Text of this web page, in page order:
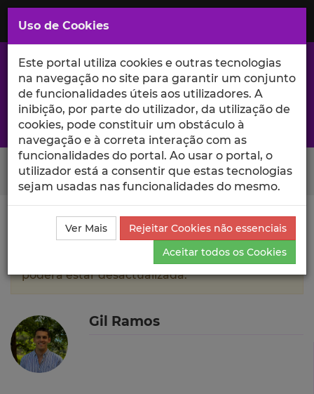
Saltar
para
Conteúdo
Principal
A excelência da investigação e ciência no Iscte
Search Button
Ciência_Iscte Autores Gil Ramos Currículo
A informação contida neste perfil público
poderá estar desactualizada.
Gil Ramos
Uso de Cookies
Este portal utiliza cookies e outras tecnologias
na navegação no site para garantir um conjunto
de funcionalidades úteis aos utilizadores. A
inibição, por parte do utilizador, da utilização de
cookies, pode constituir um obstáculo à
navegação e à correta interação com as
funcionalidades do portal. Ao usar o portal, o
utilizador está a consentir que estas tecnologias
sejam usadas nas funcionalidades do mesmo.
Ver Mais
Rejeitar Cookies não essenciais
Aceitar todos os Cookies